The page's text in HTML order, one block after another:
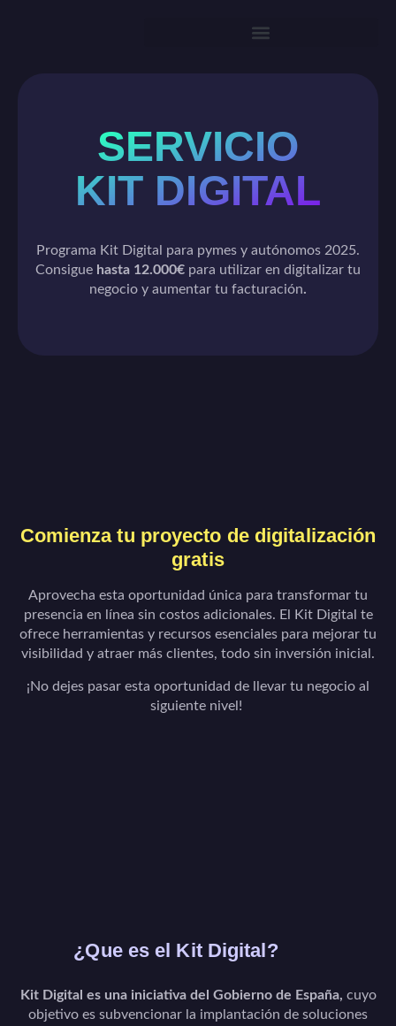
SERVICIO
KIT DIGITAL
Programa Kit Digital para pymes y autónomos 2025.
Consigue hasta 12.000€ para utilizar en digitalizar tu
negocio y aumentar tu facturación.
Comienza tu proyecto de digitalización
gratis
Aprovecha esta oportunidad única para transformar tu
presencia en línea sin costos adicionales. El Kit Digital te
ofrece herramientas y recursos esenciales para mejorar tu
visibilidad y atraer más clientes, todo sin inversión inicial.
¡No dejes pasar esta oportunidad de llevar tu negocio al
siguiente nivel!
¿Que es el Kit Digital?
Kit Digital es una iniciativa del Gobierno de España, cuyo
objetivo es subvencionar la implantación de soluciones